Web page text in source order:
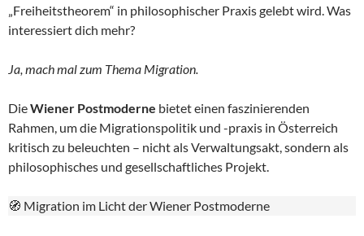
„Freiheitstheorem“ in philosophischer Praxis gelebt wird. Was
interessiert dich mehr?
Ja, mach mal zum Thema Migration.
DieWiener Postmoderne bietet einen faszinierenden
Rahmen, um die Migrationspolitik und -praxis in Österreich
kritisch zu beleuchten – nicht als Verwaltungsakt, sondern als
philosophisches und gesellschaftliches Projekt.
🧭 Migration im Licht der Wiener Postmoderne